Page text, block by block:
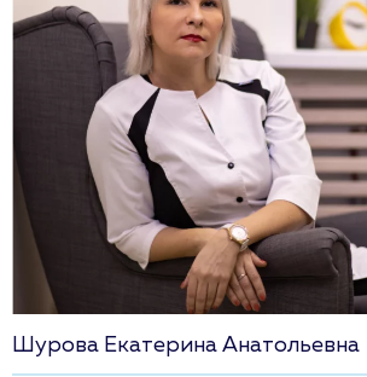
Шурова Екатерина Анатольевна